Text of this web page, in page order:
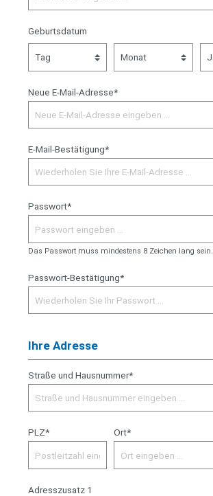
Geburtsdatum
Neue E-Mail-Adresse*
E-Mail-Bestätigung*
Passwort*
Das Passwort muss mindestens 8 Zeichen lang sein.
Passwort-Bestätigung*
Ihre Adresse
Straße und Hausnummer*
PLZ* Ort*
Adresszusatz 1